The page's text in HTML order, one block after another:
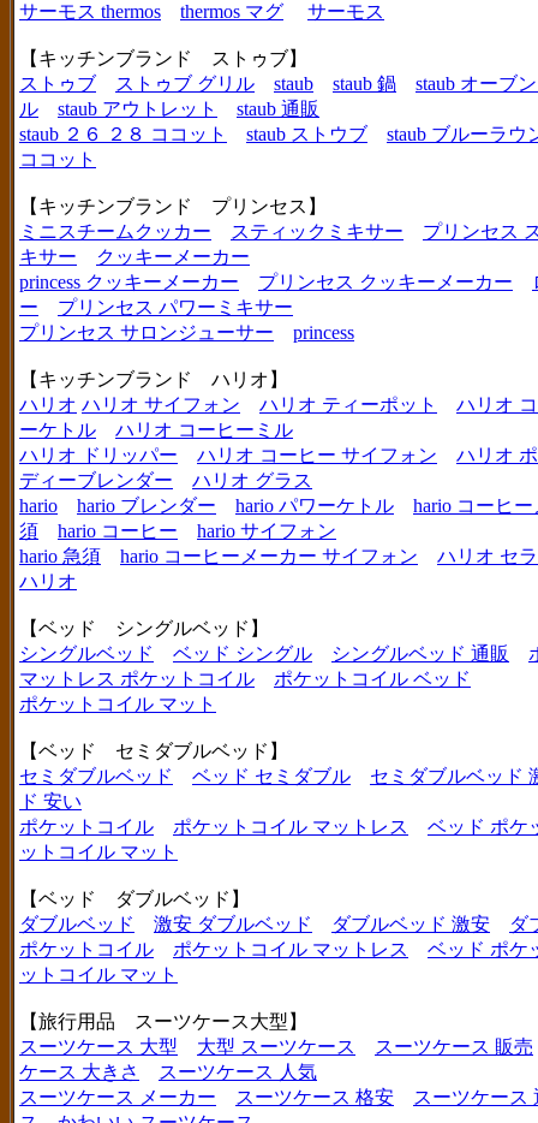
サーモス thermos
thermos マグ サーモス
【キッチンブランド ストゥブ】
ストゥブ
ストゥブ グリル staub staub 鍋
staub オーブ
ル
staub アウトレット
staub 通販
staub ２６ ２８ ココット
staub ストウブ
staub ブルーラウ
ココット
【キッチンブランド プリンセス】
ミニスチームクッカー
スティックミキサー
プリンセス
キサー
クッキーメーカー
princess クッキーメーカー
プリンセス クッキーメーカー
ー
プリンセス パワーミキサー
プリンセス サロンジューサー
princess
【キッチンブランド ハリオ】
ハリオ ハリオ サイフォン ハリオ ティーポット
ハリオ
ーケトル
ハリオ コーヒーミル
ハリオ ドリッパー
ハリオ コーヒー サイフォン
ハリオ
ディーブレンダー
ハリオ グラス
hario
hario ブレンダー hario パワーケトル
hario コーヒ
須
hario コーヒー
hario サイフォン
hario 急須
hario コーヒーメーカー サイフォン
ハリオ セ
ハリオ
【ベッド シングルベッド】
シングルベッド
ベッド シングル シングルベッド 通販
マットレス ポケットコイル
ポケットコイル ベッド
ポケットコイル マット
【ベッド セミダブルベッド】
セミダブルベッド
ベッド セミダブル
セミダブルベッド
ド 安い
ポケットコイル
ポケットコイル マットレス
ベッド ポケ
ットコイル マット
【ベッド ダブルベッド】
ダブルベッド
激安 ダブルベッド ダブルベッド 激安
ダ
ポケットコイル
ポケットコイル マットレス
ベッド ポケ
ットコイル マット
【旅行用品 スーツケース大型】
スーツケース 大型
大型 スーツケース
スーツケース 販売
ケース 大きさ
スーツケース 人気
スーツケース メーカー
スーツケース 格安
スーツケース